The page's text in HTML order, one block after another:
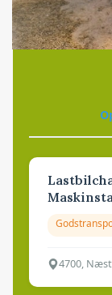
4700,